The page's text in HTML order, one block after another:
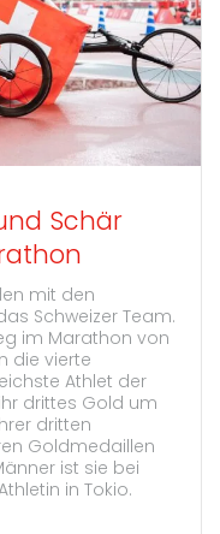
Schär
mit den
Schweizer Team.
im Marathon von
die vierte
Athlet der
drittes Gold um
dritten
Goldmedaillen
ist sie bei
in Tokio.